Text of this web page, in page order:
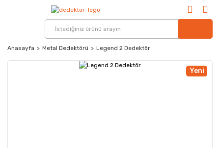
Anasayfa Metal Dedektörü Legend 2 Dedektör
Yeni